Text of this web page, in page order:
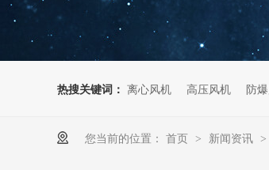
热搜关键词： 离心风机 高压风机 防
您当前的位置： 首页 > 新闻资讯 >